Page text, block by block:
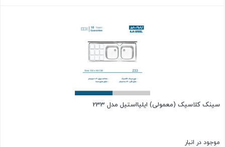
سینک کلاسیک (معمولی) ایلیااستیل مدل 233
موجود در انبار